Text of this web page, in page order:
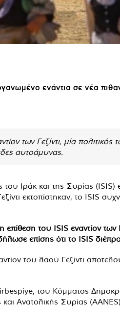
ενάντια σε νέα
των Γεζίντι, μία
αυτοάμυνας.
Ιράκ και της Συρίας (ISIS)
εκτοπίστηκαν, το ISIS
του ISIS εναντίον των
επίσης ότι το ISIS
του λαού Γεζίντι
του Κόμματος
Ανατολικής Συρίας